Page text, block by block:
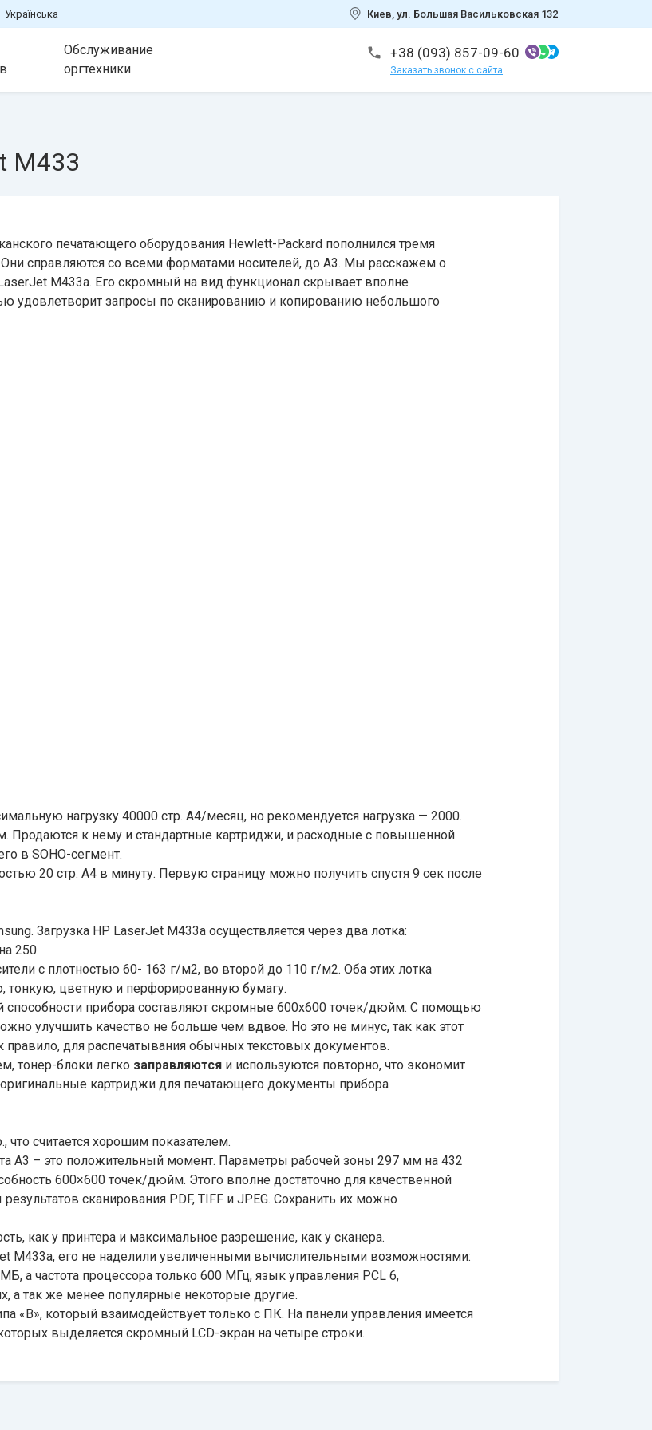
Українська Киев, ул. Большая Васильковская 132
Обслуживание
оргтехники
+38 (093) 857-09-60
Заказать звонок с сайта
M433
печатающего оборудования Hewlett-Packard пополнился тремя
справляются со всеми форматами носителей, до А3. Мы расскажем о
M433a. Его скромный на вид функционал скрывает вполне
удовлетворит запросы по сканированию и копированию небольшого
нагрузку 40000 стр. А4/месяц, но рекомендуется нагрузка — 2000.
Продаются к нему и стандартные картриджи, и расходные с повышенной
в SOHO-сегмент.
20 стр. А4 в минуту. Первую страницу можно получить спустя 9 сек после
Загрузка HP LaserJet M433a осуществляется через два лотка:
250.
с плотностью 60- 163 г/м2, во второй до 110 г/м2. Оба этих лотка
цветную и перфорированную бумагу.
прибора составляют скромные 600х600 точек/дюйм. С помощью
улучшить качество не больше чем вдвое. Но это не минус, так как этот
правило, для распечатывания обычных текстовых документов.
тонер-блоки легко заправляются и используются повторно, что экономит
картриджи для печатающего документы прибора
что считается хорошим показателем.
А3 – это положительный момент. Параметры рабочей зоны 297 мм на 432
600×600 точек/дюйм. Этого вполне достаточно для качественной
сканирования PDF, TIFF и JPEG. Сохранить их можно
как у принтера и максимальное разрешение, как у сканера.
M433a, его не наделили увеличенными вычислительными возможностями:
а частота процессора только 600 МГц, язык управления PCL 6,
а так же менее популярные некоторые другие.
«В», который взаимодействует только с ПК. На панели управления имеется
выделяется скромный LCD-экран на четыре строки.